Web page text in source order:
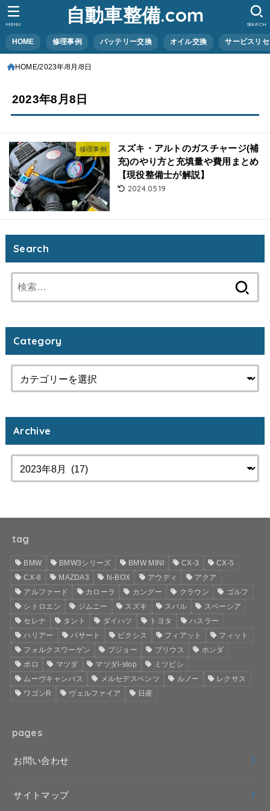
自動車整備.com
HOME 修理事例 バッテリー交換 オイル交換 サービスリ
SEARCH
MENU
HOME 2023年 8月 8日
2023年8月8日
修理事例
スズキ・アルトのガスチャージ(補
充)のやり方と充填量や費用まとめ
【現役整備士が解説】
2024.05.19
Search
索:
Category
Archive
tag
BMW BMW3シリーズ BMW MINI CX-3
CX-5
CX-8
MAZDA3 N-BOX アウディ
アクア
アルファード
カローラ カングー クラウン
ゴルフ
シトロエン
ジムニー スズキ スバル
スペーシア
セレナ
タント ダイハツ トヨタ
ハスラー
ハリアー
パサート ピクシス フィアット
フィット
フォルクスワーゲン
プジョー プリウス
ホンダ
ポロ
マツダ マツダi-stop
ミツビシ
ムーヴキャンバス
メルセデスベンツ ルノー
レクサス
ワゴンR
ヴェルファイア 日産
pages
お問い合わせ
サイトマップ